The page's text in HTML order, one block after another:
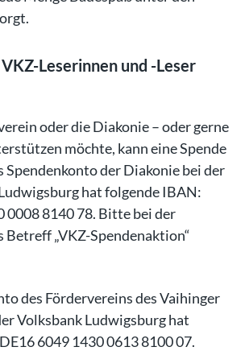
Leserinnen und -Leser
oder die Diakonie – oder gerne
möchte, kann eine Spende
Spendenkonto der Diakonie bei der
hat folgende IBAN:
0008 8140 78. Bitte bei der
Betreff „VKZ-Spendenaktion“
des Fördervereins des Vaihinger
Volksbank Ludwigsburg hat
6049 1430 0613 8100 07.